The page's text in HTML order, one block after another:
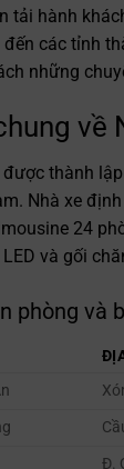
tải hành
các tỉnh
những
về
được thành
Nhà xe
24
và gối
phòng và
Đ.